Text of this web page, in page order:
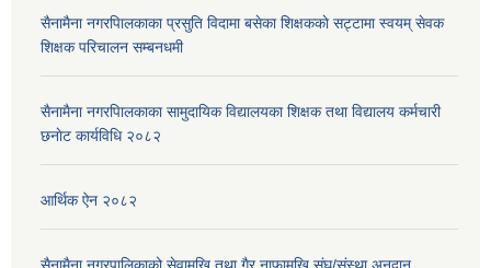
सैनामैना नगरपािलकाका प्रसुति विदामा बसेका शिक्षककाे सट्टामा स्वयम् सेवक
शिक्षक परिचालन सम्बनधमी
सैनामैना नगरपािलकाका सामुदायिक विद्यालयका शिक्षक तथा विद्यालय कर्मचारी
छनाेट कार्यविधि २०८२
आर्थिक ऐन २०८२